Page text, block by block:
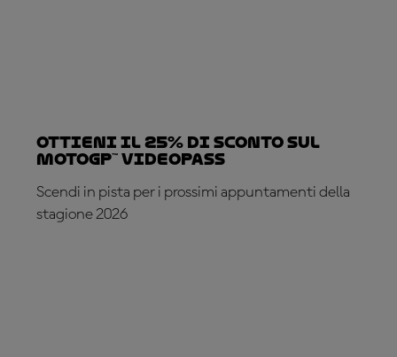
Ottieni il 25% di sconto sul
MotoGP™ VideoPass
Scendi in pista per i prossimi appuntamenti della
stagione 2026